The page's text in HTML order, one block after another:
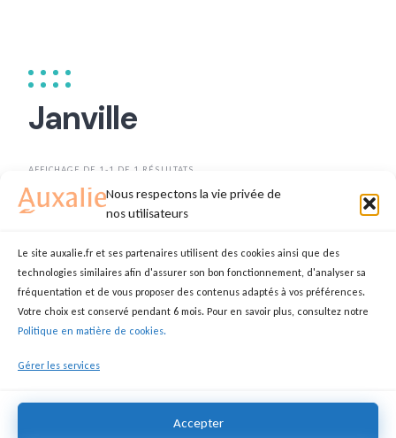
Nous respectons la vie privée de
nos utilisateurs
Le site auxalie.fr et ses partenaires utilisent des cookies ainsi que des
technologies similaires afin d'assurer son bon fonctionnement, d'analyser sa
fréquentation et de vous proposer des contenus adaptés à vos préférences.
Votre choix est conservé pendant 6 mois. Pour en savoir plus, consultez notre
Politique en matière de cookies.
Gérer les services
Accepter
Janville
AFFICHAGE DE 1-1 DE 1 RÉSULTATS
TRIER PAR DATE
Sandrine
SANDRINE AIDE SOIGNANT(E)